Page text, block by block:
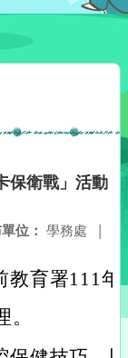
保衛戰」活動
位： 學務處 |
教育署111